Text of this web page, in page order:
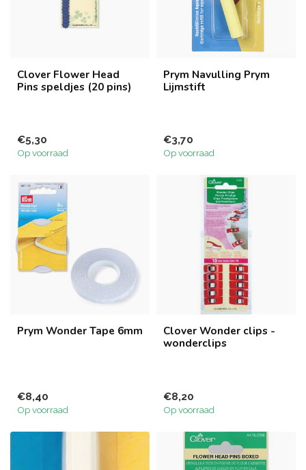
Clover Flower Head
Pins speldjes (20 pins)
€5,30
Op voorraad
Prym Navulling Prym
Lijmstift
€3,70
Op voorraad
Prym Wonder Tape 6mm
€8,40
Op voorraad
Clover Wonder clips -
wonderclips
€8,20
Op voorraad